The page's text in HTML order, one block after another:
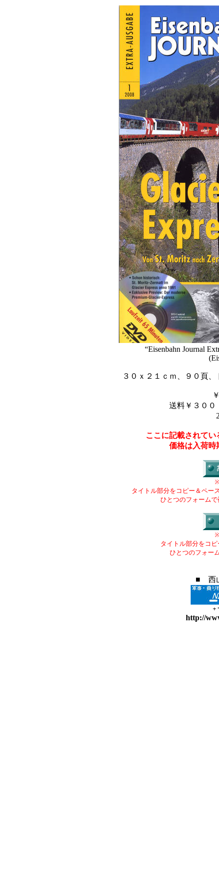
“Eisenbahn Journal
３０ｘ２１ｃｍ、９０頁
送料￥３００
ここに記載されて
価格は入荷時
タイトル部分をコピー＆ペー
ひとつのフォーム
タイトル部分をコ
ひとつのフォー
■ 西
+
http://